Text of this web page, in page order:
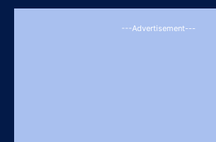
---Advertisement---